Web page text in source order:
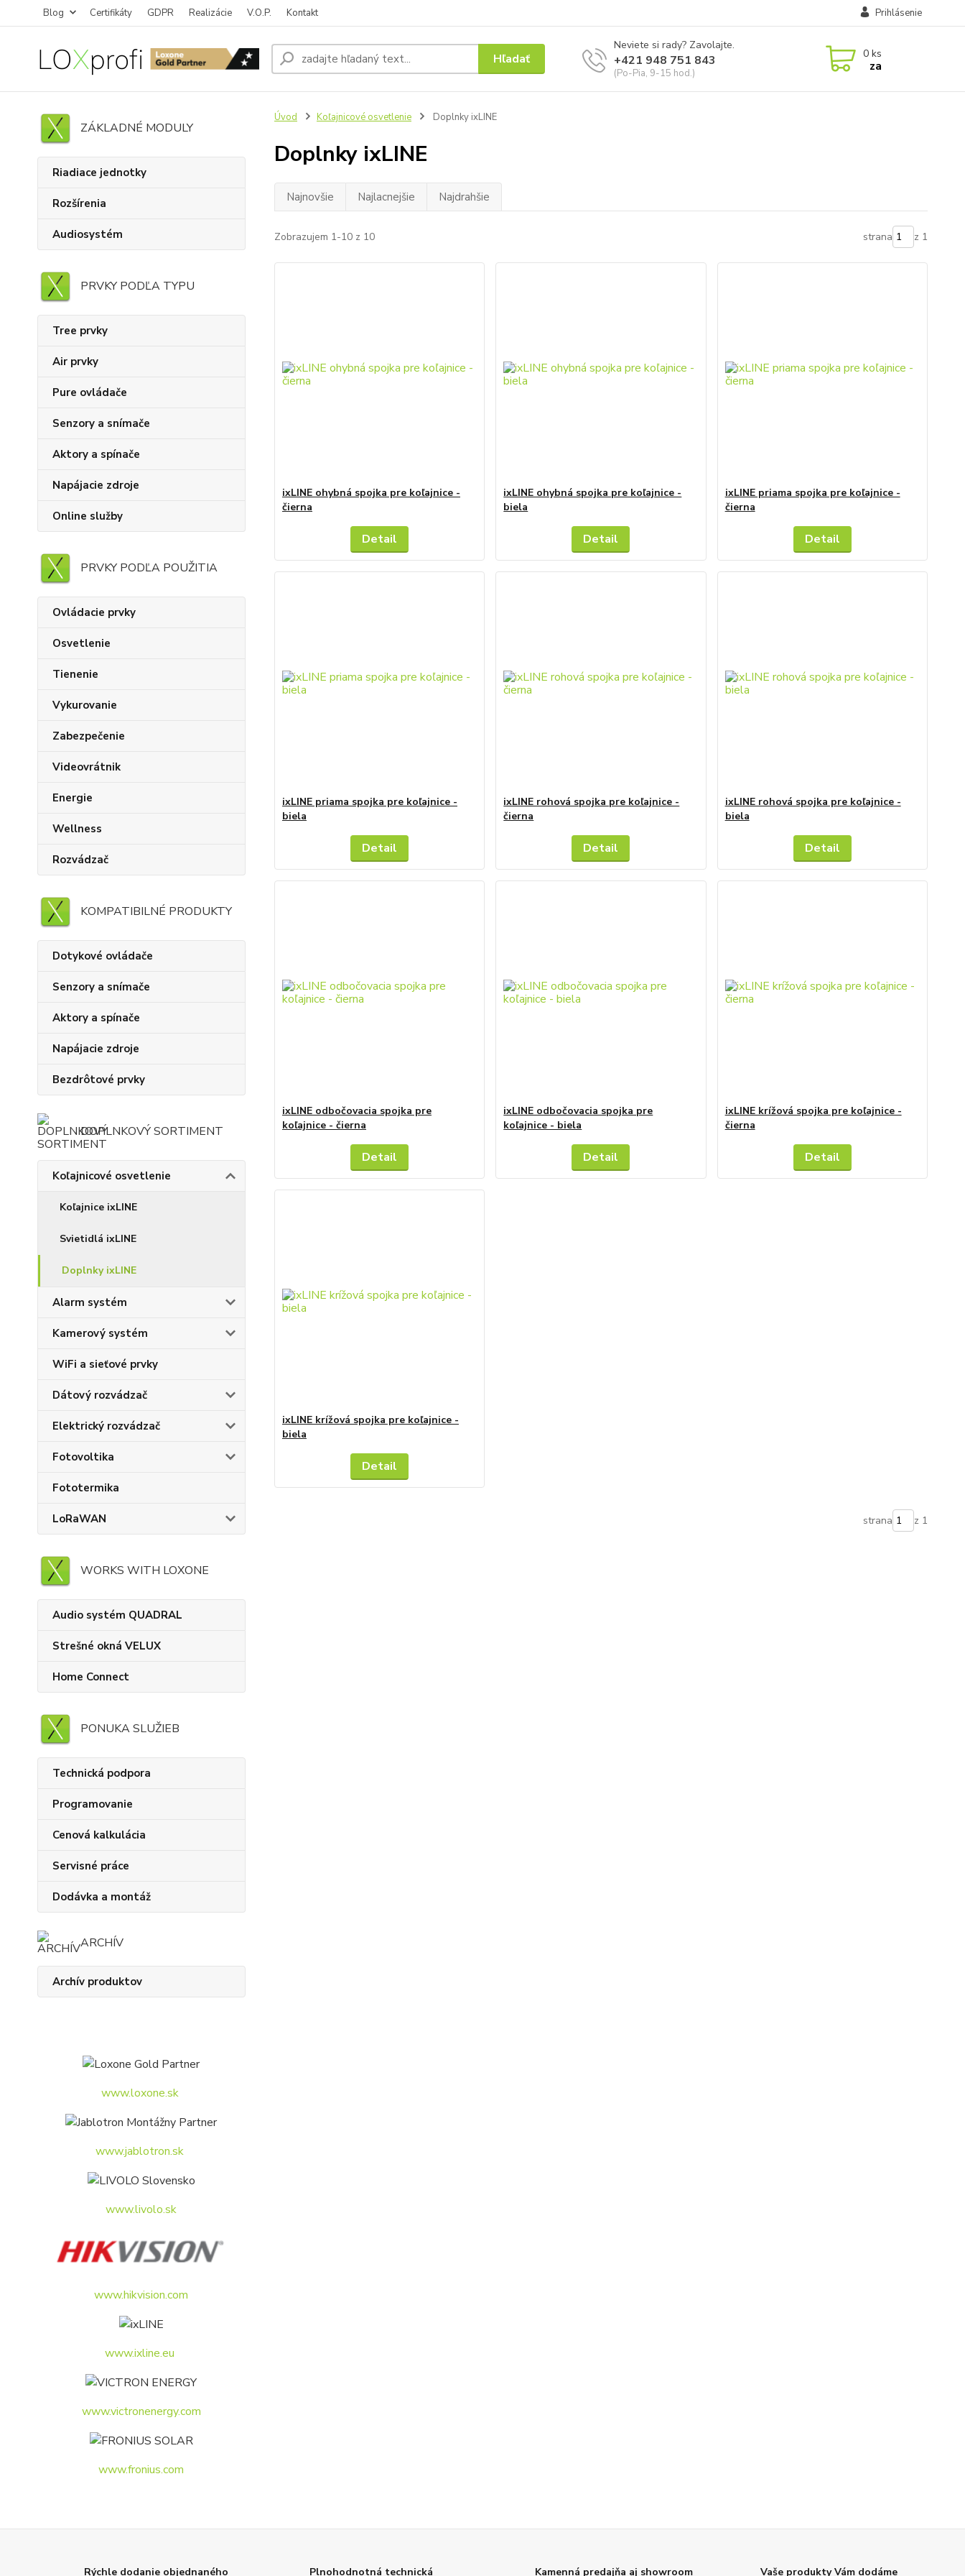
Blog Certifikáty GDPR Realizácie V.O.P. Kontakt Prihlásenie
Hľadať
Neviete si rady? Zavolajte.
+421 948 751 843
(Po-Pia, 9-15 hod.)
0 ks
za
ZÁKLADNÉ MODULY
Riadiace jednotky
Rozšírenia
Audiosystém
PRVKY PODĽA TYPU
Tree prvky
Air prvky
Pure ovládače
Senzory a snímače
Aktory a spínače
Napájacie zdroje
Online služby
PRVKY PODĽA POUŽITIA
Ovládacie prvky
Osvetlenie
Tienenie
Vykurovanie
Zabezpečenie
Videovrátnik
Energie
Wellness
Rozvádzač
KOMPATIBILNÉ PRODUKTY
Dotykové ovládače
Senzory a snímače
Aktory a spínače
Napájacie zdroje
Bezdrôtové prvky
DOPLNKOVÝ SORTIMENT
Koľajnicové osvetlenie
Koľajnice ixLINE
Svietidlá ixLINE
Doplnky ixLINE
Alarm systém
Kamerový systém
WiFi a sieťové prvky
Dátový rozvádzač
Elektrický rozvádzač
Fotovoltika
Fototermika
LoRaWAN
WORKS WITH LOXONE
Audio systém QUADRAL
Strešné okná VELUX
Home Connect
PONUKA SLUŽIEB
Technická podpora
Programovanie
Cenová kalkulácia
Servisné práce
Dodávka a montáž
ARCHÍV
Archív produktov
www.loxone.sk
www.jablotron.sk
www.livolo.sk
www.hikvision.com
www.ixline.eu
www.victronenergy.com
www.fronius.com
Úvod Koľajnicové osvetlenie Doplnky ixLINE
Doplnky ixLINE
Najnovšie Najlacnejšie Najdrahšie
Zobrazujem 1-10 z 10 strana z 1
ixLINE ohybná spojka pre koľajnice -
čierna
Detail
ixLINE ohybná spojka pre koľajnice -
biela
Detail
ixLINE priama spojka pre koľajnice -
čierna
Detail
ixLINE priama spojka pre koľajnice -
biela
Detail
ixLINE rohová spojka pre koľajnice -
čierna
Detail
ixLINE rohová spojka pre koľajnice -
biela
Detail
ixLINE odbočovacia spojka pre
koľajnice - čierna
Detail
ixLINE odbočovacia spojka pre
koľajnice - biela
Detail
ixLINE krížová spojka pre koľajnice -
čierna
Detail
ixLINE krížová spojka pre koľajnice -
biela
Detail
strana z 1
Rýchle dodanie objednaného Plnohodnotná technická Kamenná predajňa aj showroom Vaše produkty Vám dodáme